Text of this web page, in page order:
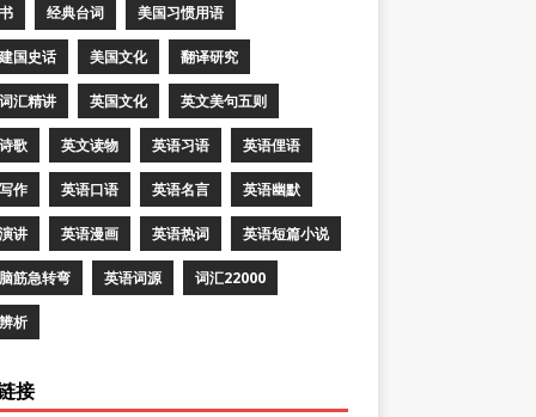
经典台词 美国习惯用语
国史话 美国文化 翻译研究
汇精讲 英国文化 英文美句五则
歌 英文读物 英语习语 英语俚语
作 英语口语 英语名言 英语幽默
讲 英语漫画 英语热词 英语短篇小说
筋急转弯 英语词源 词汇22000
析
接